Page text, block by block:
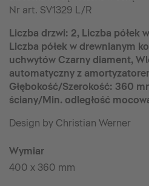
Nr art. SV1329 L/R
Liczba drzwi: 2, Liczba półek
Liczba półek w drewnianym
uchwytów Czarny diament,
automatyczny z
Głębokość/Szerokość: 360
ściany/Min. odległość
Design by Christian Werner
Wymiar
400 x 360 mm